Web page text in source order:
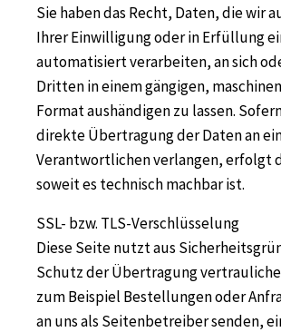
Sie haben das Recht, Daten, die wir
Ihrer Einwilligung oder in Erfüllung
automatisiert verarbeiten, an sich
Dritten in einem gängigen,
Format aushändigen zu lassen.
direkte Übertragung der Daten an
Verantwortlichen verlangen, erfolgt
soweit es technisch machbar ist.
SSL- bzw. TLS-Verschlüsselung
Diese Seite nutzt aus
Schutz der Übertragung
zum Beispiel Bestellungen oder
an uns als Seitenbetreiber senden,